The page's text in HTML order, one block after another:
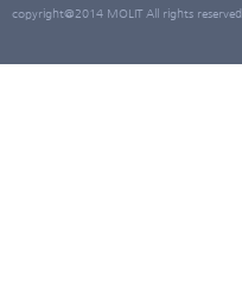
copyright@2014 MOLIT All rights reserved.